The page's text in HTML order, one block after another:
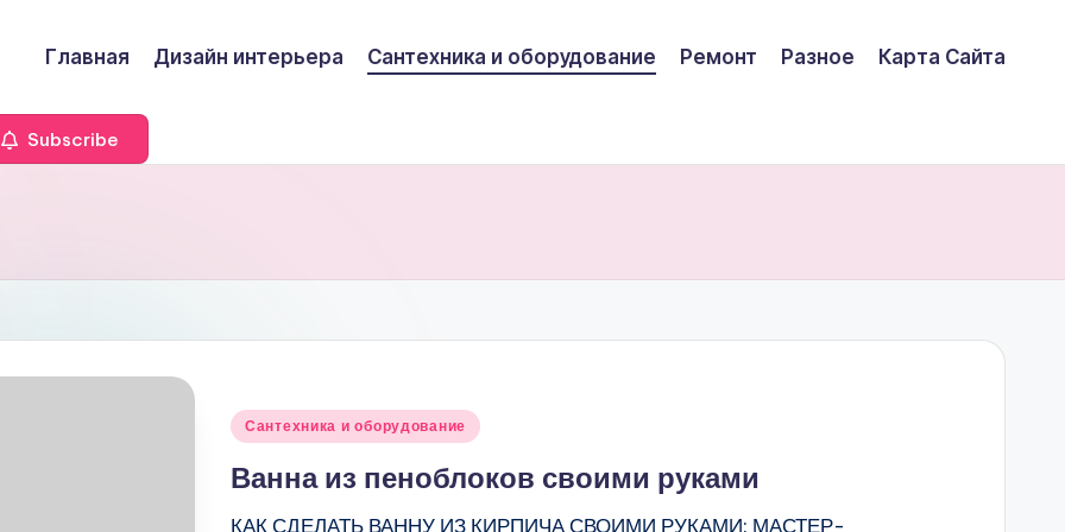
Главная Дизайн интерьера Сантехника и оборудование Ремонт Разное Карта Сайта
Subscribe
Опубликовано
Сантехника и оборудование
Ванна из пеноблоков своими руками
КАК СДЕЛАТЬ ВАННУ ИЗ КИРПИЧА СВОИМИ РУКАМИ: МАСТЕР-